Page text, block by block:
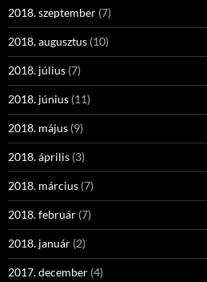
2018. szeptember (7)
2018. augusztus (10)
2018. július (7)
2018. június (11)
2018. május (9)
2018. április (3)
2018. március (7)
2018. február (7)
2018. január (2)
2017. december (4)